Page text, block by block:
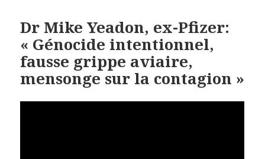
Dr Mike Yeadon, ex-Pfizer:
« Génocide intentionnel,
fausse grippe aviaire,
mensonge sur la contagion »